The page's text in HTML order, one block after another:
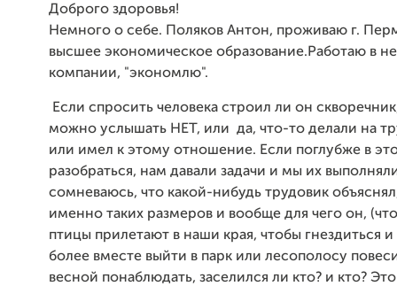
Доброго здоровья!
Немного о себе. Поляков Антон, проживаю г.
высшее экономическое образование.Работаю в
компании, "экономлю".
Если спросить человека строил ли он
можно услышать НЕТ, или да, что-то делали на
или имел к этому отношение. Если поглубже в
разобраться, нам давали задачи и мы их
сомневаюсь, что какой-нибудь трудовик
именно таких размеров и вообще для чего он,
птицы прилетают в наши края, чтобы гнездиться
более вместе выйти в парк или лесополосу
весной понаблюдать, заселился ли кто? и кто?